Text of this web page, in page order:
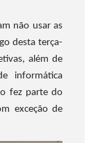
não usar as
desta terça-
além de
informática
fez parte do
exceção de